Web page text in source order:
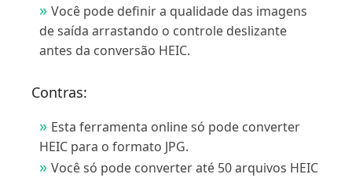
Você pode definir a qualidade das imagens
de saída arrastando o controle deslizante
antes da conversão HEIC.
Contras:
Esta ferramenta online só pode converter
HEIC para o formato JPG.
Você só pode converter até 50 arquivos HEIC